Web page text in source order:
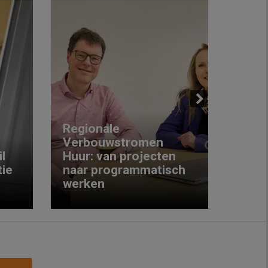
Regionale
Verbouwstromen
Huur: van projecten
naar programmatisch
werken
Next